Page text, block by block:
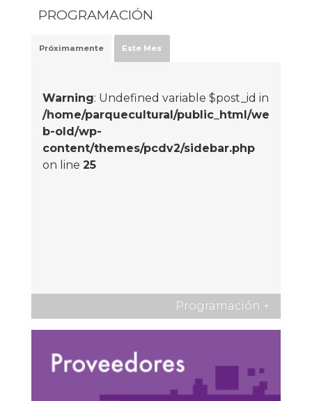
PROGRAMACIÓN
Próximamente Este Mes
Warning: Undefined variable $post_id in
/home/parquecultural/public_html/we
b-old/wp-
content/themes/pcdv2/sidebar.php
on line 25
Programación +